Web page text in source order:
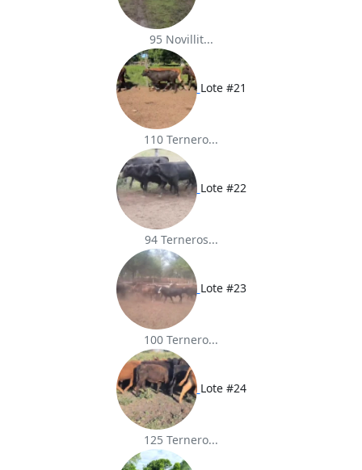
95 Novillit...
Lote #21
110 Ternero...
Lote #22
94 Terneros...
Lote #23
100 Ternero...
Lote #24
125 Ternero...